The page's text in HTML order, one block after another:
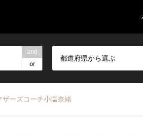
and
or
都道府県から選ぶ
ーズコーチ小塩奈緒